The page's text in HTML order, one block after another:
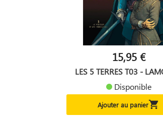
15,95 €
LES 5 TERRES T03 -
Disponible
Ajouter au panier